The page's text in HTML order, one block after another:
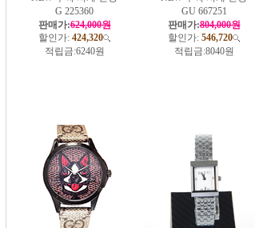
G 225360
판매가:624,000원
할인가: 424,320
적립금:6240원
GU 667251
판매가:804,000원
할인가: 546,720
적립금:8040원